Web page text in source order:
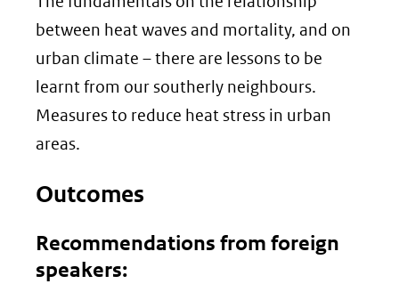
between heat waves and mortality, and on
urban climate – there are lessons to be
learnt from our southerly neighbours.
Measures to reduce heat stress in urban
areas.
Outcomes
Recommendations from foreign
speakers: